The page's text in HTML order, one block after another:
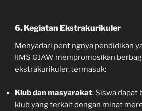
6. Kegiatan Ekstrakurikuler
Menyadari pentingnya pendidikan
IIMS GJAW mempromosikan
ekstrakurikuler, termasuk:
Klub dan masyarakat: Siswa dapat
klub yang terkait dengan minat